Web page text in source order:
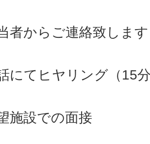
者からご連絡致します
にてヒヤリング（15
施設での面接